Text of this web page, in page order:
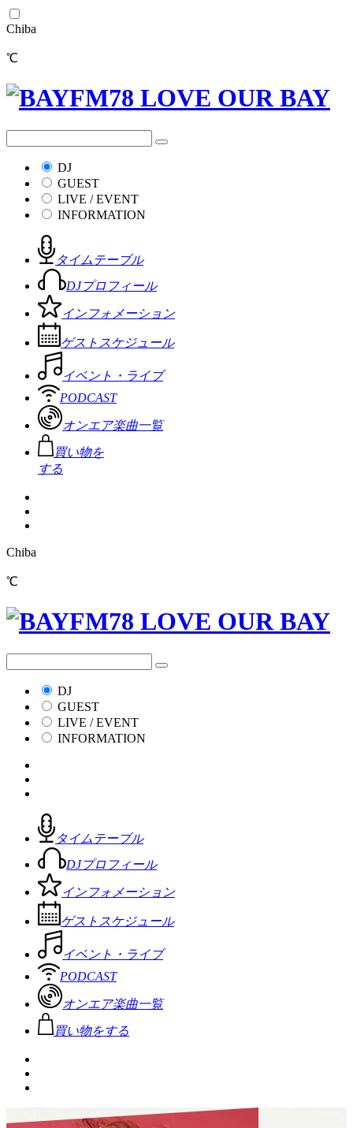
Chiba
℃
DJ
GUEST
LIVE / EVENT
INFORMATION
タイムテーブル
DJプロフィール
インフォメーション
ゲストスケジュール
イベント・ライブ
PODCAST
オンエア楽曲一覧
買い物を
する
Chiba
℃
DJ
GUEST
LIVE / EVENT
INFORMATION
タイムテーブル
DJプロフィール
インフォメーション
ゲストスケジュール
イベント・ライブ
PODCAST
オンエア楽曲一覧
買い物をする